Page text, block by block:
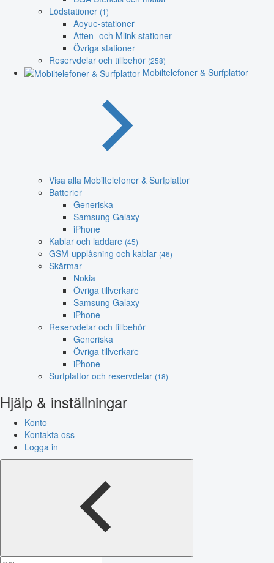
Lödstationer (1)
Aoyue-stationer
Atten- och Mlink-stationer
Övriga stationer
Reservdelar och tillbehör (258)
Mobiltelefoner & Surfplattor
Visa alla Mobiltelefoner & Surfplattor
Batterier
Generiska
Samsung Galaxy
iPhone
Kablar och laddare (45)
GSM-upplåsning och kablar (46)
Skärmar
Nokia
Övriga tillverkare
Samsung Galaxy
iPhone
Reservdelar och tillbehör
Generiska
Övriga tillverkare
iPhone
Surfplattor och reservdelar (18)
Hjälp & inställningar
Konto
Kontakta oss
Logga in